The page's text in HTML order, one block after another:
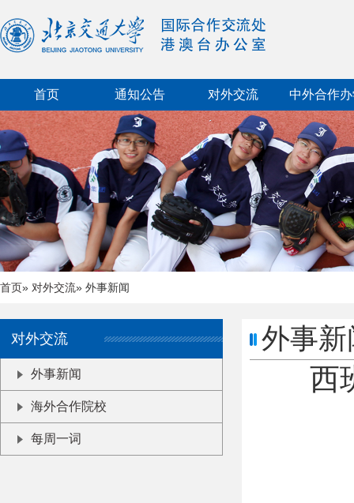
首页 通知公告 对外交流 中外合作
首页» 对外交流» 外事新闻
对外交流
外事新闻
海外合作院校
每周一词
外事新
西